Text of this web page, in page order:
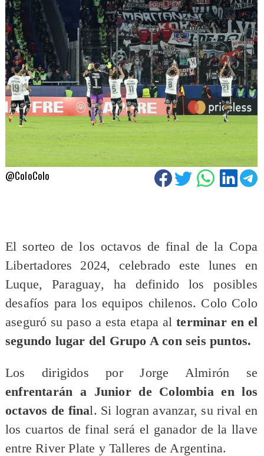
@ColoColo
El sorteo de los octavos de final de la Copa
Libertadores 2024, celebrado este lunes en
Luque, Paraguay, ha definido los posibles
desafíos para los equipos chilenos. Colo Colo
aseguró su paso a esta etapa alterminar en el
segundo lugar del Grupo A con seis puntos.
Los dirigidos por Jorge Almirón se
enfrentarán a Junior de Colombia en los
octavos de final. Si logran avanzar, su rival en
los cuartos de final será el ganador de la llave
entre River Plate y Talleres de Argentina.